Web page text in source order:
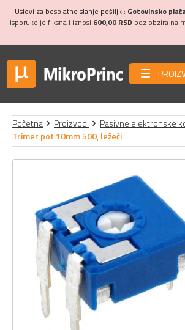
Uslovi za besplatno slanje pošiljki: Gotovinsko
isporuke je fiksna i iznosi 600,00 RSD bez obzira na
Početna Proizvodi Pasivne elektronske
Trimer pot 10mm 500, ležeći